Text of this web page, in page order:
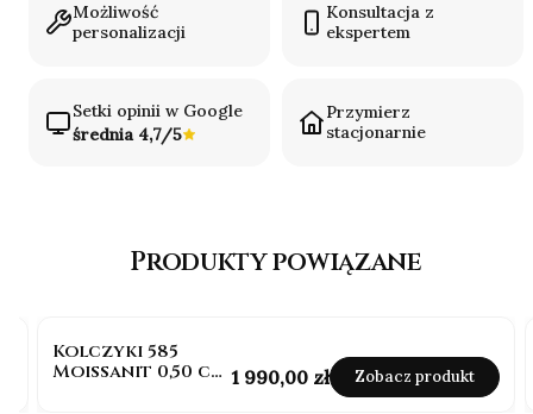
Możliwość
personalizacji
Konsultacja z
ekspertem
Setki opinii w Google
średnia 4,7/5
Przymierz
stacjonarnie
Produkty powiązane
Kolczyki 585
Moissanit 0,50 ct Cena
1 990,00 zł Zobacz produkt